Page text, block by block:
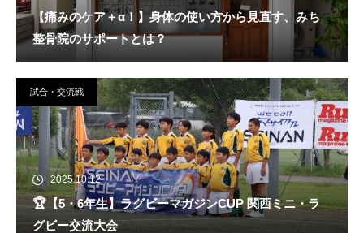
【痛みのケア＋α！】身体の使い方から見直す、みち
整骨院のサポートとは？
試合・交流戦
2025.10.12
🏆️【5・6年生】ラグビーマガジンCUP 関西ミニ・ラ
グビー交流大会